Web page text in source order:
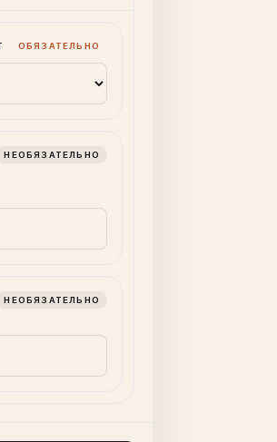
ОБЯЗАТЕЛЬНО
НЕОБЯЗАТЕЛЬНО
НЕОБЯЗАТЕЛЬНО